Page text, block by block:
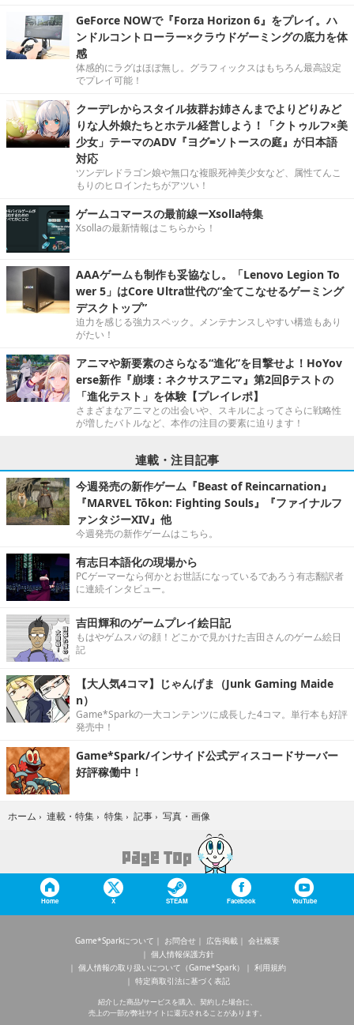
GeForce NOWで『Forza Horizon 6』をプレイ。ハ
ンドルコントローラー×クラウドゲーミングの底力を体
感
体感的にラグはほぼ無し。グラフィックスはもちろん最高設定
でプレイ可能！
クーデレからスタイル抜群お姉さんまでよりどりみど
りな人外娘たちとホテル経営しよう！「クトゥルフ×美
少女」テーマのADV『ヨグ=ソトースの庭』が日本語
対応
ツンデレドラゴン娘や無口な複眼死神美少女など、属性てんこ
もりのヒロインたちがアツい！
ゲームコマースの最前線ーXsolla特集
Xsollaの最新情報はこちらから！
AAAゲームも制作も妥協なし。「Lenovo Legion To
wer 5」はCore Ultra世代の“全てこなせるゲーミング
デスクトップ”
迫力を感じる強力スペック。メンテナンスしやすい構造もあり
がたい！
アニマや新要素のさらなる“進化”を目撃せよ！HoYov
erse新作『崩壊：ネクサスアニマ』第2回βテストの
「進化テスト」を体験【プレイレポ】
さまざまなアニマとの出会いや、スキルによってさらに戦略性
が増したバトルなど、本作の注目の要素に迫ります！
連載・注目記事
今週発売の新作ゲーム『Beast of Reincarnation』
『MARVEL Tōkon: Fighting Souls』『ファイナルフ
ァンタジーXIV』他
今週発売の新作ゲームはこちら。
有志日本語化の現場から
PCゲーマーなら何かとお世話になっているであろう有志翻訳者
に連続インタビュー。
吉田輝和のゲームプレイ絵日記
もはやゲムスパの顔！どこかで見かけた吉田さんのゲーム絵日
記
【大人気4コマ】じゃんげま（Junk Gaming Maide
n）
Game*Sparkの一大コンテンツに成長した4コマ。単行本も好評
発売中！
Game*Spark/インサイド公式ディスコードサーバー
好評稼働中！
ホーム › 連載・特集 › 特集 › 記事 › 写真・画像
Home X STEAM Facebook YouTube
Game*Sparkについて お問合せ 広告掲載
会社概要
個人情報保護方針
個人情報の取り扱いについて（Game*Spark）
利用規約
特定商取引法に基づく表記
紹介した商品/サービスを購入、契約した場合に、
売上の一部が弊社サイトに還元されることがあります。